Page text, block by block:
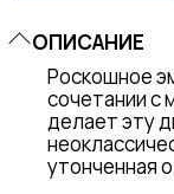
ОПИСАНИЕ
Роскошное
сочетании с
делает эту
утонченная